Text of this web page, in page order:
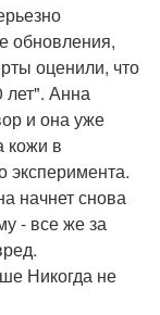
обновления,
оценили, что
лет". Анна
и она уже
кожи в
эксперимента.
начнет снова
- все же за
Никогда не